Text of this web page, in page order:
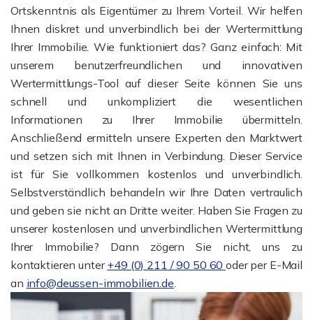
Ortskenntnis als Eigentümer zu Ihrem Vorteil. Wir helfen
Ihnen diskret und unverbindlich bei der Wertermittlung
Ihrer Immobilie. Wie funktioniert das? Ganz einfach: Mit
unserem benutzerfreundlichen und innovativen
Wertermittlungs-Tool auf dieser Seite können Sie uns
schnell und unkompliziert die wesentlichen
Informationen zu Ihrer Immobilie übermitteln.
Anschließend ermitteln unsere Experten den Marktwert
und setzen sich mit Ihnen in Verbindung. Dieser Service
ist für Sie vollkommen kostenlos und unverbindlich.
Selbstverständlich behandeln wir Ihre Daten vertraulich
und geben sie nicht an Dritte weiter. Haben Sie Fragen zu
unserer kostenlosen und unverbindlichen Wertermittlung
Ihrer Immobilie? Dann zögern Sie nicht, uns zu
kontaktieren unter+49 (0) 211 / 90 50 60oder per E-Mail
an info@deussen-immobilien.de